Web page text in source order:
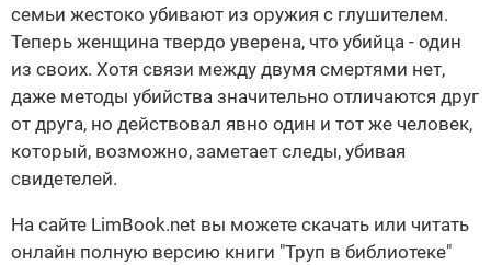
семьи жестоко убивают из оружия с глушителем.
Теперь женщина твердо уверена, что убийца - один
из своих. Хотя связи между двумя смертями нет,
даже методы убийства значительно отличаются друг
от друга, но действовал явно один и тот же человек,
который, возможно, заметает следы, убивая
свидетелей.
На сайте LimBook.net вы можете скачать или читать
онлайн полную версию книги "Труп в библиотеке"